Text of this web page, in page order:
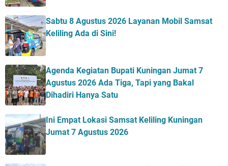
Sabtu 8 Agustus 2026 Layanan Mobil Samsat
Keliling Ada di Sini!
Agenda Kegiatan Bupati Kuningan Jumat 7
Agustus 2026 Ada Tiga, Tapi yang Bakal
Dihadiri Hanya Satu
Ini Empat Lokasi Samsat Keliling Kuningan
Jumat 7 Agustus 2026